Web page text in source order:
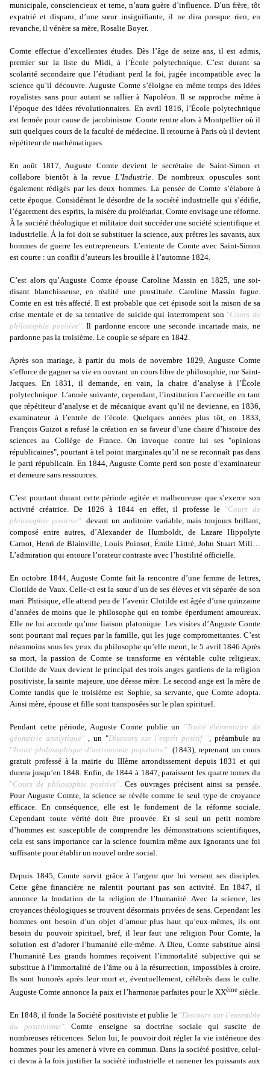
municipale, consciencieux et terne, n’aura guère d’influence. D’un frère, tôt
expatrié et disparu, d’une sœur insignifiante, il ne dira presque rien, en
revanche, il vénère sa mère, Rosalie Boyer.
Comte effectue d’excellentes études. Dès l’âge de seize ans, il est admis,
premier sur la liste du Midi, à l’École polytechnique. C’est durant sa
scolarité secondaire que l’étudiant perd la foi, jugée incompatible avec la
science qu’il découvre. Auguste Comte s’éloigne en même temps des idées
royalistes sans pour autant se rallier à Napoléon. Il se rapproche même à
l’époque des idées révolutionnaires. En avril 1816, l’École polytechnique
est fermée pour cause de jacobinisme. Comte rentre alors à Montpellier où il
suit quelques cours de la faculté de médecine. Il retourne à Paris où il devient
répétiteur de mathématiques.
En août 1817, Auguste Comte devient le secrétaire de Saint-Simon et
collabore bientôt à la revue L’Industrie. De nombreux opuscules sont
également rédigés par les deux hommes. La pensée de Comte s’élabore à
cette époque. Considérant le désordre de la société industrielle qui s’édifie,
l’égarement des esprits, la misère du prolétariat, Comte envisage une réforme.
À la société théologique et militaire doit succéder une société scientifique et
industrielle. À la foi doit se substituer la science, aux prêtres les savants, aux
hommes de guerre les entrepreneurs. L’entente de Comte avec Saint-Simon
est courte : un conflit d’auteurs les brouille à l’automne 1824.
C’est alors qu’Auguste Comte épouse Caroline Massin en 1825, une soi-
disant blanchisseuse, en réalité une prostituée. Caroline Massin fugue.
Comte en est très affecté. Il est probable que cet épisode soit la raison de sa
crise mentale et de sa tentative de suicide qui interrompent son "Cours de
philosophie positive". Il pardonne encore une seconde incartade mais, ne
pardonne pas la troisième. Le couple se sépare en 1842.
Après son mariage, à partir du mois de novembre 1829, Auguste Comte
s’efforce de gagner sa vie en ouvrant un cours libre de philosophie, rue Saint-
Jacques. En 1831, il demande, en vain, la chaire d’analyse à l’École
polytechnique. L’année suivante, cependant, l’institution l’accueille en tant
que répétiteur d’analyse et de mécanique avant qu’il ne devienne, en 1836,
examinateur à l’entrée de l’école. Quelques années plus tôt, en 1833,
François Guizot a refusé la création en sa faveur d’une chaire d’histoire des
sciences au Collège de France. On invoque contre lui ses "opinions
républicaines", pourtant à tel point marginales qu’il ne se reconnaît pas dans
le parti républicain. En 1844, Auguste Comte perd son poste d’examinateur
et demeure sans ressources.
C’est pourtant durant cette période agitée et malheureuse que s’exerce son
activité créatrice. De 1826 à 1844 en effet, il professe le "Cours de
philosophie positive"
devant un auditoire variable, mais toujours brillant,
composé entre autres, d’Alexander de Humboldt, de Lazare Hippolyte
Carnot, Henri de Blainville, Louis Poinsot, Émile Littré, John Stuart Mill…
L’admiration qui entoure l’orateur contraste avec l’hostilité officielle.
En octobre 1844, Auguste Comte fait la rencontre d’une femme de lettres,
Clotilde de Vaux. Celle-ci est la sœur d’un de ses élèves et vit séparée de son
mari. Phtisique, elle attend peu de l’avenir. Clotilde est âgée d’une quinzaine
d’années de moins que le philosophe qui en tombe éperdument amoureux.
Elle ne lui accorde qu’une liaison platonique. Les visites d’Auguste Comte
sont pourtant mal reçues par la famille, qui les juge compromettantes. C’est
néanmoins sous les yeux du philosophe qu’elle meurt, le 5 avril 1846 Après
sa mort, la passion de Comte se transforme en véritable culte religieux.
Clotilde de Vaux devient le principal des trois anges gardiens de la religion
positiviste, la sainte majeure, une déesse mère. Le second ange est la mère de
Comte tandis que le troisième est Sophie, sa servante, que Comte adopta.
Ainsi mère, épouse et fille sont transposées sur le plan spirituel.
Pendant cette période, Auguste Comte publie un "Traité élémentaire de
géométrie analytique" , un "Discours sur l’esprit positif", préambule au
"Traité philosophique d’astronomie populaire"(1843), reprenant un cours
gratuit professé à la mairie du IIIème arrondissement depuis 1831 et qui
durera jusqu’en 1848. Enfin, de 1844 à 1847, paraissent les quatre tomes du
"Cours de philosophie positive". Ces ouvrages précisent ainsi sa pensée.
Pour Auguste Comte, la science se révèle comme le seul type de croyance
efficace. En conséquence, elle est le fondement de la réforme sociale.
Cependant toute vérité doit être prouvée. Et si seul un petit nombre
d’hommes est susceptible de comprendre les démonstrations scientifiques,
cela est sans importance car la science fournira même aux ignorants une foi
suffisante pour établir un nouvel ordre social.
Depuis 1845, Comte survit grâce à l’argent que lui versent ses disciples.
Cette gêne financière ne ralentit pourtant pas son activité. En 1847, il
annonce la fondation de la religion de l’humanité. Avec la science, les
croyances théologiques se trouvent désormais privées de sens. Cependant les
hommes ont besoin d’un objet d’amour plus haut qu’eux-mêmes, ils ont
besoin du pouvoir spirituel, bref, il leur faut une religion Pour Comte, la
solution est d’adorer l’humanité elle-même. A Dieu, Comte substitue ainsi
l’humanité Les grands hommes reçoivent l’immortalité subjective qui se
substitue à l’immortalité de l’âme ou à la résurrection, impossibles à croire.
Ils sont honorés après leur mort et, éventuellement, célébrés dans le culte.
Auguste Comte annonce la paix et l’harmonie parfaites pour le XXème siècle.
En 1848, il fonde la Société positiviste et publie le "Discours sur l’ensemble
du positivisme".
Comte enseigne sa doctrine sociale qui suscite de
nombreuses réticences. Selon lui, le pouvoir doit régler la vie intérieure des
hommes pour les amener à vivre en commun. Dans la société positive, celui-
ci devra à la fois justifier la société industrielle et ramener les puissants aux